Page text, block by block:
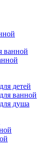
ванной
детей
ванной
душа